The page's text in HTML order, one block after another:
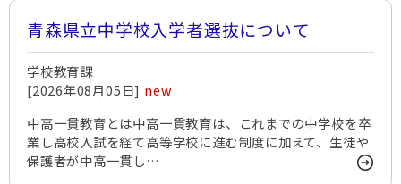
青森県立中学校入学者選抜について
学校教育課
[2026年08月05日] new
中高一貫教育とは中高一貫教育は、これまでの中学校を卒
業し高校入試を経て高等学校に進む制度に加えて、生徒や
保護者が中高一貫し…